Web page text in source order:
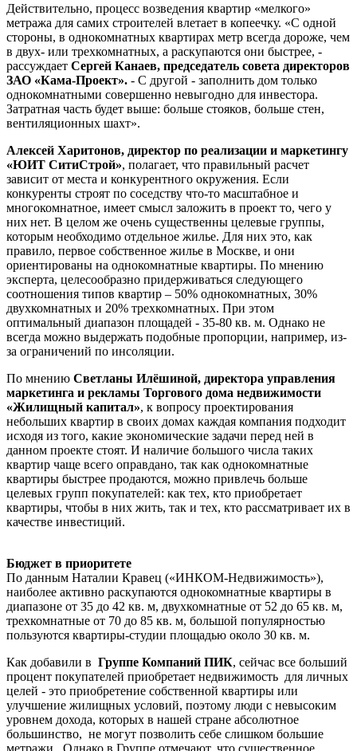
Действительно, процесс возведения квартир «мелкого»
метража для самих строителей влетает в копеечку. «С одной
стороны, в однокомнатных квартирах метр всегда дороже, чем
в двух- или трехкомнатных, а раскупаются они быстрее, -
рассуждает Сергей Канаев, председатель совета директоров
ЗАО «Кама-Проект». - С другой - заполнить дом только
однокомнатными совершенно невыгодно для инвестора.
Затратная часть будет выше: больше стояков, больше стен,
вентиляционных шахт».
Алексей Харитонов, директор по реализации и маркетингу
«ЮИТ СитиСтрой», полагает, что правильный расчет
зависит от места и конкурентного окружения. Если
конкуренты строят по соседству что-то масштабное и
многокомнатное, имеет смысл заложить в проект то, чего у
них нет. В целом же очень существенны целевые группы,
которым необходимо отдельное жилье. Для них это, как
правило, первое собственное жилье в Москве, и они
ориентированы на однокомнатные квартиры. По мнению
эксперта, целесообразно придерживаться следующего
соотношения типов квартир – 50% однокомнатных, 30%
двухкомнатных и 20% трехкомнатных. При этом
оптимальный диапазон площадей - 35-80 кв. м. Однако не
всегда можно выдержать подобные пропорции, например, из-
за ограничений по инсоляции.
По мнению Светланы Илёшиной, директора управления
маркетинга и рекламы Торгового дома недвижимости
«Жилищный капитал», к вопросу проектирования
небольших квартир в своих домах каждая компания подходит
исходя из того, какие экономические задачи перед ней в
данном проекте стоят. И наличие большого числа таких
квартир чаще всего оправдано, так как однокомнатные
квартиры быстрее продаются, можно привлечь больше
целевых групп покупателей: как тех, кто приобретает
квартиры, чтобы в них жить, так и тех, кто рассматривает их в
качестве инвестиций.
Бюджет в приоритете
По данным Наталии Кравец («ИНКОМ-Недвижимость»),
наиболее активно раскупаются однокомнатные квартиры в
диапазоне от 35 до 42 кв. м, двухкомнатные от 52 до 65 кв. м,
трехкомнатные от 70 до 85 кв. м, большой популярностью
пользуются квартиры-студии площадью около 30 кв. м.
Как добавили в Группе Компаний ПИК, сейчас все больший
процент покупателей приобретает недвижимость для личных
целей - это приобретение собственной квартиры или
улучшение жилищных условий, поэтому люди с невысоким
уровнем дохода, которых в нашей стране абсолютное
большинство, не могут позволить себе слишком большие
метражи. Однако в Группе отмечают, что существенное